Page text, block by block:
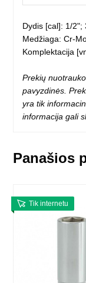
Dydis [cal]: 1/2";
Medžiaga: Cr-
Komplektacija
Prekių
pavyzdinės.
yra tik
informacija gali
Panašios
Tik internetu